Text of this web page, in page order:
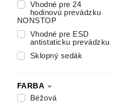
Vhodné pre 24
hodinovú prevádzku
NONSTOP
Vhodné pre ESD
antistaticku prevádzku
Sklopný sedák
FARBA
Béžová